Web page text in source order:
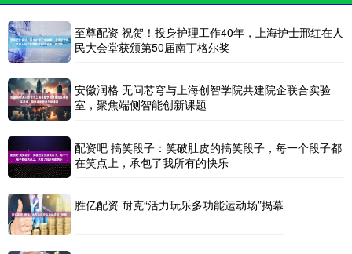
至尊配资 祝贺！投身护理工作40年，上海护士邢红在人
民大会堂获颁第50届南丁格尔奖
安徽润格 无问芯穹与上海创智学院共建院企联合实验
室，聚焦端侧智能创新课题
配资吧 搞笑段子：笑破肚皮的搞笑段子，每一个段子都
在笑点上，承包了我所有的快乐
胜亿配资 耐克“活力玩乐多功能运动场”揭幕